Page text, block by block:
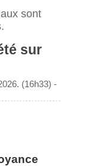
sont
sur
(16h33) -